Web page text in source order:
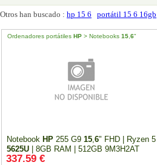
Otros han buscado : hp 15 6 portátil 15 6 16gb
Notebook HP 255 G9 15,6" FHD | Ryzen 5
5625U | 8GB RAM | 512GB 9M3H2AT
Ordenadores portátiles HP > Notebooks 15 6"
337.59 €